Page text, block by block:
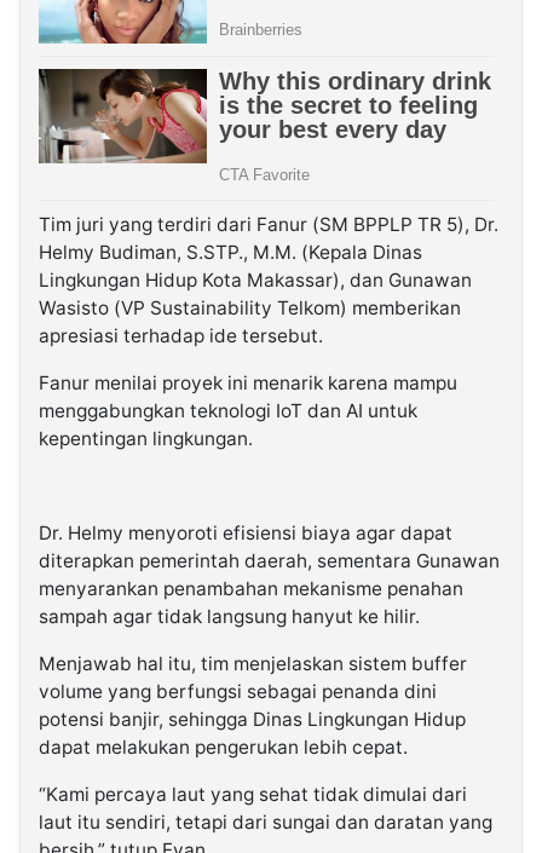
Tim juri yang terdiri dari Fanur (SM BPPLP TR 5), Dr.
Helmy Budiman, S.STP., M.M. (Kepala Dinas
Lingkungan Hidup Kota Makassar), dan Gunawan
Wasisto (VP Sustainability Telkom) memberikan
apresiasi terhadap ide tersebut.
Fanur menilai proyek ini menarik karena mampu
menggabungkan teknologi IoT dan AI untuk
kepentingan lingkungan.
Dr. Helmy menyoroti efisiensi biaya agar dapat
diterapkan pemerintah daerah, sementara Gunawan
menyarankan penambahan mekanisme penahan
sampah agar tidak langsung hanyut ke hilir.
Menjawab hal itu, tim menjelaskan sistem buffer
volume yang berfungsi sebagai penanda dini
potensi banjir, sehingga Dinas Lingkungan Hidup
dapat melakukan pengerukan lebih cepat.
“Kami percaya laut yang sehat tidak dimulai dari
laut itu sendiri, tetapi dari sungai dan daratan yang